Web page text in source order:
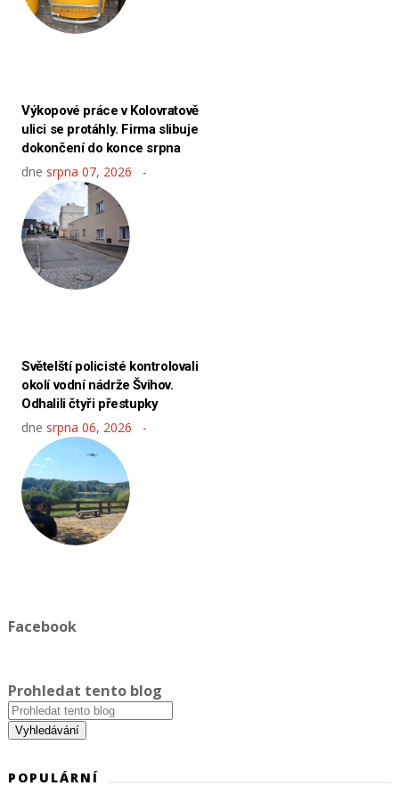
Výkopové práce v Kolovratově
ulici se protáhly. Firma slibuje
dokončení do konce srpna
dne srpna 07, 2026
Světelští policisté kontrolovali
okolí vodní nádrže Švihov.
Odhalili čtyři přestupky
dne srpna 06, 2026
Facebook
Prohledat tento blog
POPULÁRNÍ